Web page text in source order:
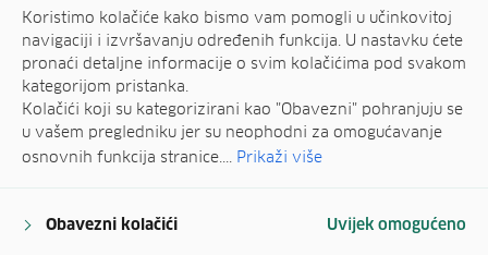
Koristimo kolačiće kako bismo vam pomogli u učinkovitoj
navigaciji i izvršavanju određenih funkcija. U nastavku ćete
pronaći detaljne informacije o svim kolačićima pod svakom
kategorijom pristanka.
Kolačići koji su kategorizirani kao "Obavezni" pohranjuju se
u vašem pregledniku jer su neophodni za omogućavanje
osnovnih funkcija stranice.... Prikaži više
Obavezni kolačići Uvijek omogućeno